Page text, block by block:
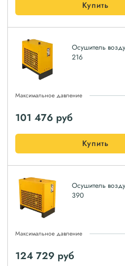
Купить
Осушитель
216
Максимальное давление
101 476 руб
Купить
Осушитель
390
Максимальное давление
124 729 руб